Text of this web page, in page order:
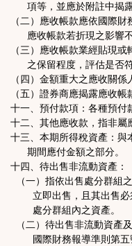
項等，並應於附註中揭露
（二）應收帳款應依國際
應收帳款若折現之影響不
（三）應收帳款業經貼現
之保留程度，評估是否符
（四）金額重大之應收關係
（五）證券商應揭露應收帳
十一、預付款項：各種預付
十二、其他應收款，指非屬
十三、本期所得稅資產：與
期間應付金額之部分。
十四、待出售非流動資產：
（一）指依出售處分群組
立即出售，且其出售必
處分群組內之資產。
（二）待出售非流動資產
國際財務報導準則第五